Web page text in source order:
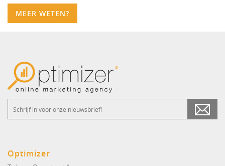
MEER WETEN?
Optimizer